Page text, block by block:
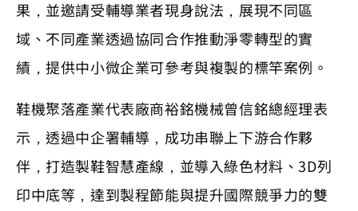
果，並邀請受輔導業者現身說法，展現不同區
域、不同產業透過協同合作推動淨零轉型的實
績，提供中小微企業可參考與複製的標竿案例。
鞋機聚落產業代表廠商裕銘機械曾信銘總經理表
示，透過中企署輔導，成功串聯上下游合作夥
伴，打造製鞋智慧產線，並導入綠色材料、3D列
印中底等，達到製程節能與提升國際競爭力的雙